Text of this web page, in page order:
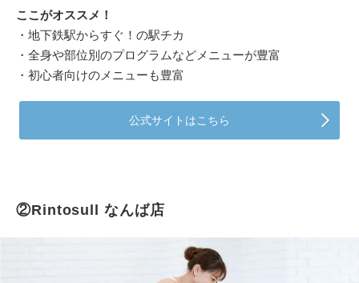
ここがオススメ！
・地下鉄駅からすぐ！の駅チカ
・全身や部位別のプログラムなどメニューが豊富
・初心者向けのメニューも豊富
公式サイトはこちら
②Rintosull なんば店